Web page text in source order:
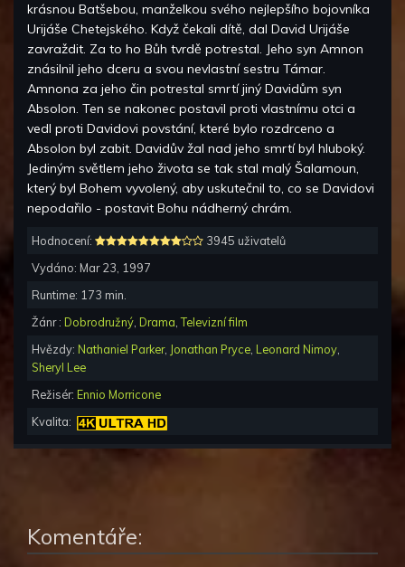
krásnou Batšebou, manželkou svého nejlepšího bojovníka
Urijáše Chetejského. Když čekali dítě, dal David Urijáše
zavraždit. Za to ho Bůh tvrdě potrestal. Jeho syn Amnon
znásilnil jeho dceru a svou nevlastní sestru Támar.
Amnona za jeho čin potrestal smrtí jiný Davidům syn
Absolon. Ten se nakonec postavil proti vlastnímu otci a
vedl proti Davidovi povstání, které bylo rozdrceno a
Absolon byl zabit. Davidův žal nad jeho smrtí byl hluboký.
Jediným světlem jeho života se tak stal malý Šalamoun,
který byl Bohem vyvolený, aby uskutečnil to, co se Davidovi
nepodařilo - postavit Bohu nádherný chrám.
Hodnocení:
3945 uživatelů
Vydáno: Mar 23, 1997
Runtime: 173 min.
Žánr : Dobrodružný Drama ,Televizní film
Hvězdy: Nathaniel Parker, Jonathan Pryce Leonard Nimoy
Sheryl Lee
Režisér: Ennio Morricone
Kvalita:
Komentáře: